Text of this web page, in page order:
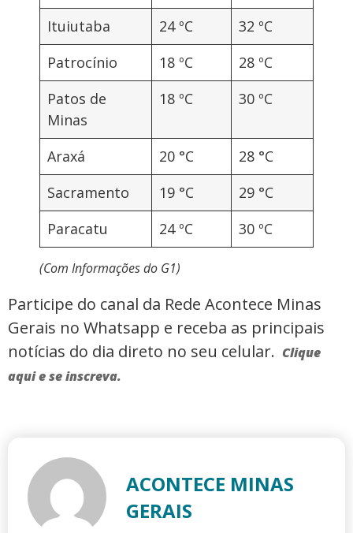
Ituiutaba
24 ºC
32 ºC
Patrocínio
18 ºC
28 ºC
Patos de
Minas
18 ºC 30 ºC
Araxá 20 °C
28 °C
Sacramento
19 °C
29 °C
Paracatu
24 ºC 30 ºC
(Com Informações do G1)
Participe do canal da Rede Acontece Minas
Gerais no Whatsapp e receba as principais
notícias do dia direto no seu celular. Clique
aqui e se inscreva.
ACONTECE MINAS
GERAIS